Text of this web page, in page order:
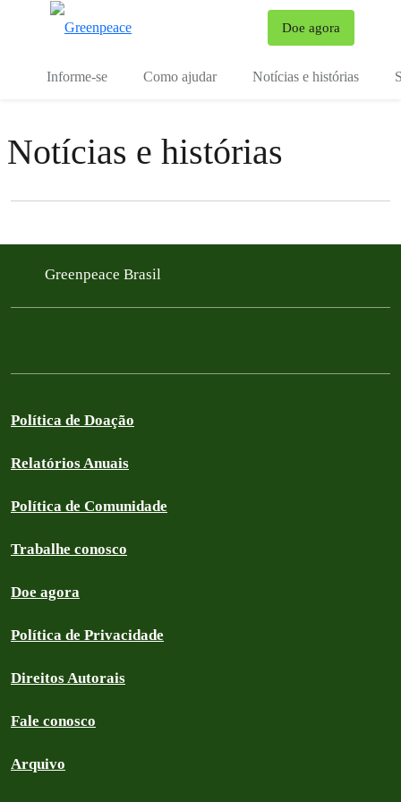
Doe agora
Informe-se Como ajudar Notícias e histórias
Notícias e histórias
Filter posts
Greenpeace Brasil
Política de Doação
Relatórios Anuais
Política de Comunidade
Trabalhe conosco
Doe agora
Política de Privacidade
Direitos Autorais
Fale conosco
Arquivo